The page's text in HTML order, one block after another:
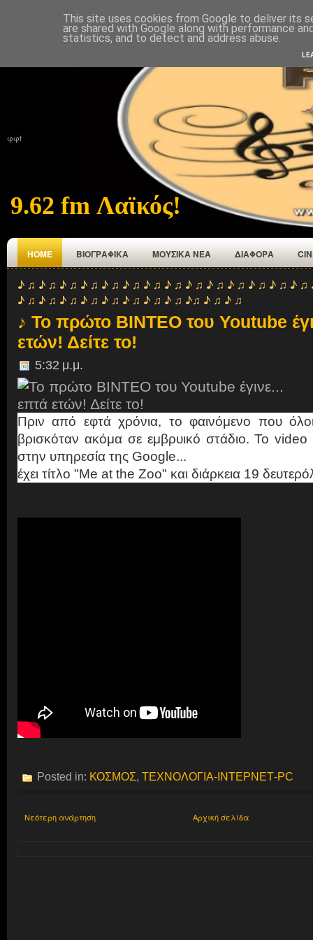
ΠΟΙΟΙ ΕΜΑΣΤΕ ΑΝΑΜΕΤΑΔΟΤΕΣ ΕΠΙΚΟΙΝΩΝΙΑ
φφf
9.62 fm Λαϊκός!
HOME ΒΙΟΓΡΑΦΙΚΑ ΜΟΥΣΙΚΑ ΝΕΑ ΔΙΑΦΟΡΑ
♪ ♫ ♪ ♫ ♪ ♫ ♪ ♫ ♪ ♫ ♪ ♫ ♪ ♫ ♪ ♫ ♪ ♫ ♪ ♫ ♪ ♫ ♪ ♫ ♪ ♫ ♪
♪ ♫ ♪ ♫ ♪ ♫ ♪ ♫ ♪ ♫ ♪ ♫ ♪ ♫ ♪ ♫ ♪♫ ♪ ♫ ♪ ♫
♪ Το πρώτο ΒΙΝΤΕΟ του Youtube
ετών! Δείτε το!
5:32 μ.μ.
Πριν από εφτά χρόνια, το φαινόμενο που
βρισκόταν ακόμα σε εμβρυικό στάδιο. Το
στην υπηρεσία της Google...
έχει τίτλο "Me at the Zoo" και διάρκεια 19
Posted in: ΚΟΣΜΟΣ, ΤΕΧΝΟΛΟΓΙΑ-ΙΝΤΕΡΝΕΤ-PC
Νεότερη ανάρτηση Αρχική σελίδα
This site uses cookies from Google to deliver its
are shared with Google along with performance
statistics, and to detect and address abuse.